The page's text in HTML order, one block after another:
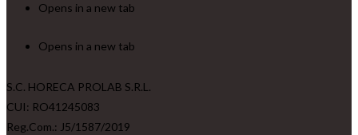
Opens in a new tab
Opens in a new tab
S.C. HORECA PROLAB S.R.L.
CUI: RO41245083
Reg.Com.: J5/1587/2019